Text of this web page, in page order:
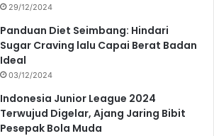
29/12/2024
Panduan Diet Seimbang: Hindari
Sugar Craving lalu Capai Berat Badan
Ideal
03/12/2024
Indonesia Junior League 2024
Terwujud Digelar, Ajang Jaring Bibit
Pesepak Bola Muda